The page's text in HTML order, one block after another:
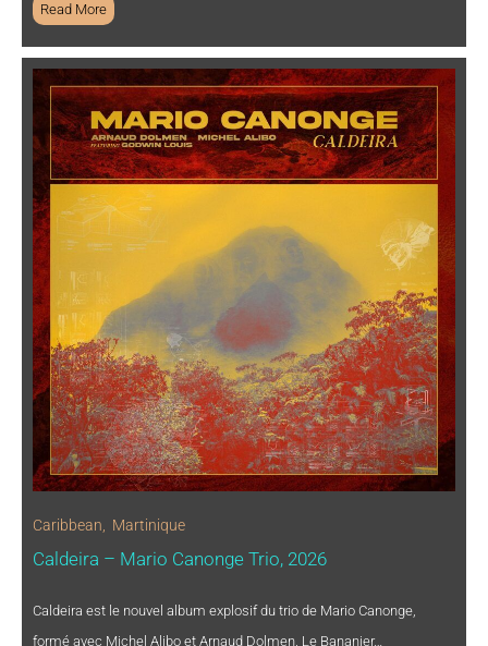
Read More
Caribbean Martinique
Caldeira – Mario Canonge Trio, 2026
Caldeira est le nouvel album explosif du trio de Mario Canonge,
formé avec Michel Alibo et Arnaud Dolmen. Le Bananier…